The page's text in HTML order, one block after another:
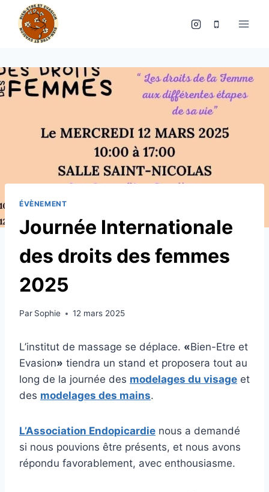
contenu
ÉVÈNEMENT
Journée Internationale
des droits des femmes
2025
Par Sophie 12 mars 2025
L’institut de massage se déplace. «Bien-Etre et
Evasion» tiendra un stand et proposera tout au
long de la journée des modelages du visage et
des modelages des mains.
L’Association Endopicardie nous a demandé
si nous pouvions être présents, et nous avons
répondu favorablement, avec enthousiasme.